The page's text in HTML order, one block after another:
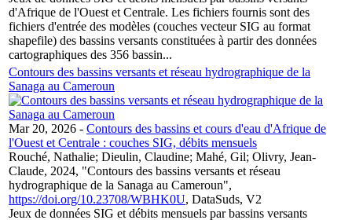
d'Afrique de l'Ouest et Centrale. Les fichiers fournis sont des
fichiers d'entrée des modèles (couches vecteur SIG au format
shapefile) des bassins versants constituées à partir des données
cartographiques des 356 bassin...
Contours des bassins versants et réseau hydrographique de la
Sanaga au Cameroun
Mar 20, 2026 - Contours des bassins et cours d'eau d'Afrique de
l'Ouest et Centrale : couches SIG, débits mensuels
Rouché, Nathalie; Dieulin, Claudine; Mahé, Gil; Olivry, Jean-
Claude, 2024, "Contours des bassins versants et réseau
hydrographique de la Sanaga au Cameroun",
https://doi.org/10.23708/WBHK0U, DataSuds, V2
Jeux de données SIG et débits mensuels par bassins versants